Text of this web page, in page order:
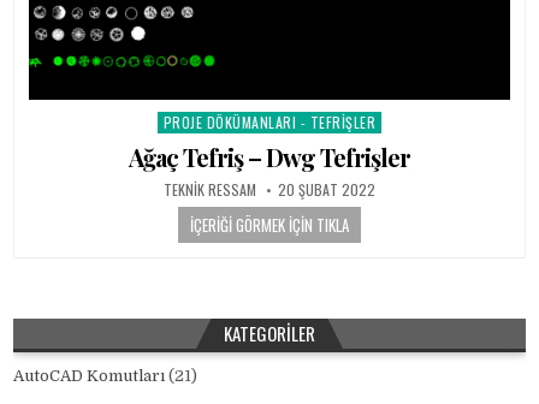
Posted in
PROJE DÖKÜMANLARI - TEFRIŞLER
Ağaç Tefriş – Dwg Tefrişler
AUTHOR:
TEKNIK RESSAM PUBLISHED DATE:
20 ŞUBAT 2022
İÇERIĞI GÖRMEK İÇIN TIKLA
KATEGORILER
AutoCAD Komutları (21)